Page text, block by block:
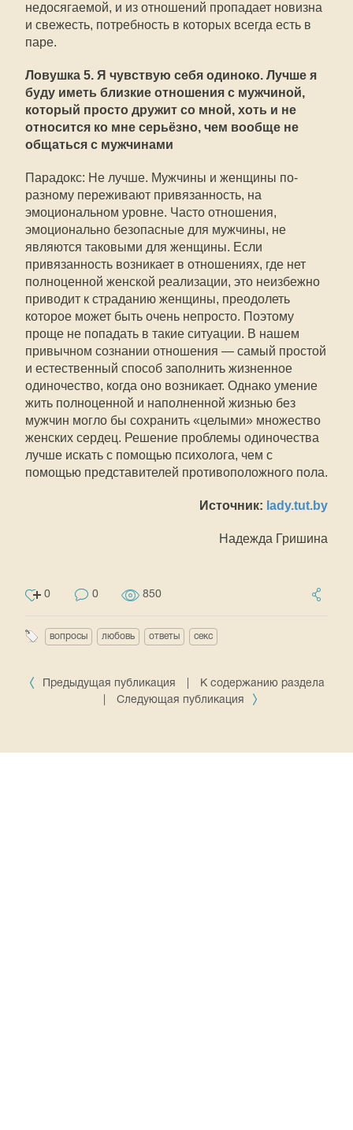
недосягаемой, и из отношений пропадает новизна
и свежесть, потребность в которых всегда есть в
паре.
Ловушка 5. Я чувствую себя одиноко. Лучше я
буду иметь близкие отношения с мужчиной,
который просто дружит со мной, хоть и не
относится ко мне серьёзно, чем вообще не
общаться с мужчинами
Парадокс: Не лучше. Мужчины и женщины по-
разному переживают привязанность, на
эмоциональном уровне. Часто отношения,
эмоционально безопасные для мужчины, не
являются таковыми для женщины. Если
привязанность возникает в отношениях, где нет
полноценной женской реализации, это неизбежно
приводит к страданию женщины, преодолеть
которое может быть очень непросто. Поэтому
проще не попадать в такие ситуации. В нашем
привычном сознании отношения — самый простой
и естественный способ заполнить жизненное
одиночество, когда оно возникает. Однако умение
жить полноценной и наполненной жизнью без
мужчин могло бы сохранить «целыми» множество
женских сердец. Решение проблемы одиночества
лучше искать с помощью психолога, чем с
помощью представителей противоположного пола.
Источник: lady.tut.by
Надежда Гришина
0 0 850
вопросы любовь ответы секс
Предыдущая публикация
К содержанию раздела
Следующая публикация